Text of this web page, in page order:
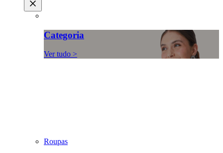
Categoria
Ver tudo >
Roupas